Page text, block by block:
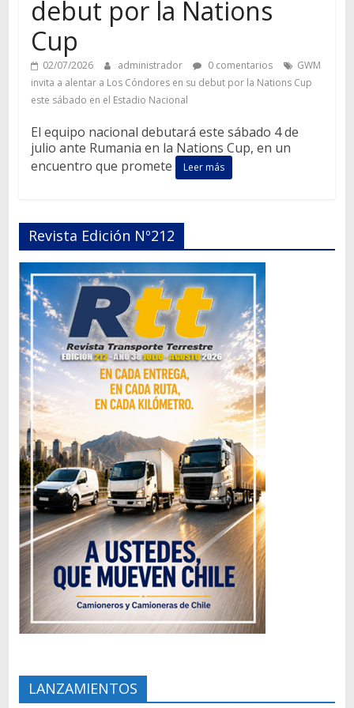
debut por la Nations
Cup
02/07/2026 administrador 0 comentarios
GWM
invita a alentar a Los Cóndores en su debut por la Nations Cup
este sábado en el Estadio Nacional
El equipo nacional debutará este sábado 4 de
julio ante Rumania en la Nations Cup, en un
encuentro que promete
Leer más
Revista Edición Nº212
LANZAMIENTOS